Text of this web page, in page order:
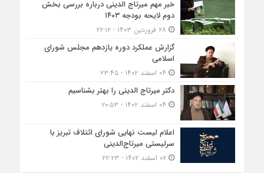
خبر مهم میرتاج الدینی درباره بررسی بخش
دوم لایحه بودجه ۱۴۰۳
گزارش عملکرد دوره یازدهم مجلس شورای
اسلامی
دکتر میرتاج الدینی را بهتر بشناسیم
اعلام لیست نهایی شورای ائتلاف تبریز با
سرلیستی میرتاج‌الدینی
۰۲ اسفند ۱۴۰۲ - ۲۲:۲۳